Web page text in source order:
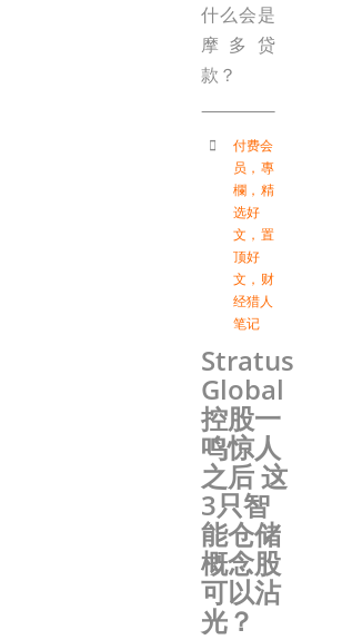
什么会是
摩多贷
款？
付费会
员 ， 專
欄 ， 精
选好
文 ， 置
顶好
文 ， 财
经猎人
笔记
Stratus
Global
控股一
鸣惊人
之后 这
3只智
能仓储
概念股
可以沾
光？